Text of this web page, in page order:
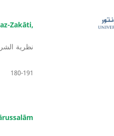
Zakāti,
نظرية
180-191